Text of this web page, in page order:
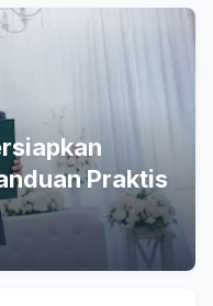
Praktis